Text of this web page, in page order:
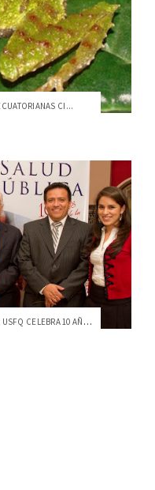
CI...
MAESTRÍA EN SALUD PÚBLICA DE LA USFQ CELEBRA 10 AÑOS